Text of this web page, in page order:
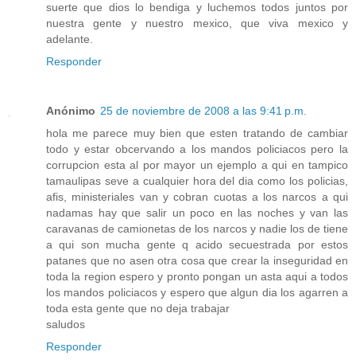
suerte que dios lo bendiga y luchemos todos juntos por
nuestra gente y nuestro mexico, que viva mexico y
adelante.
Responder
Anónimo 25 de noviembre de 2008 a las 9:41 p.m.
hola me parece muy bien que esten tratando de cambiar
todo y estar obcervando a los mandos policiacos pero la
corrupcion esta al por mayor un ejemplo a qui en tampico
tamaulipas seve a cualquier hora del dia como los policias,
afis, ministeriales van y cobran cuotas a los narcos a qui
nadamas hay que salir un poco en las noches y van las
caravanas de camionetas de los narcos y nadie los de tiene
a qui son mucha gente q acido secuestrada por estos
patanes que no asen otra cosa que crear la inseguridad en
toda la region espero y pronto pongan un asta aqui a todos
los mandos policiacos y espero que algun dia los agarren a
toda esta gente que no deja trabajar
saludos
Responder